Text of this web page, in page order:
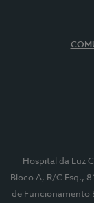
Hospital da Luz
Bloco A, R/C Esq.,
de Funcionamento